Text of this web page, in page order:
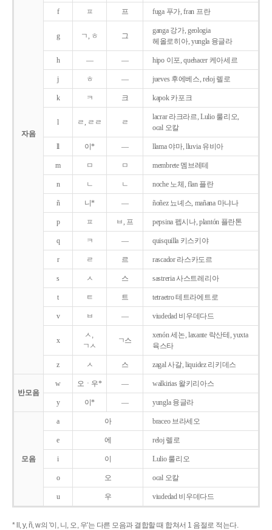
자음
f ㅍ 프 fuga 푸가, fran 프란
g ㄱ, ㅎ 그
ganga 강가, geologia
헤올로히아, yungla 융글라
h ― ― hipo 이포, quehacer 케아세르
j ㅎ ― jueves 후에베스, reloj 렐로
k ㅋ 크 kapok 카포크
l ㄹ, ㄹㄹ ㄹ
lacrar 라크라르, Lulio 룰리오,
ocal 오칼
ll 이* ― llama 야마, lluvia 유비아
m ㅁ ㅁ membrete 멤브레테
n ㄴ ㄴ noche 노체, flan 플란
ñ 니* ― ñoñez 뇨녜스, mañana 마냐나
p ㅍ ㅂ, 프 pepsina 펩시나, plantón 플란톤
q ㅋ ― quisquilla 키스키야
r ㄹ 르 rascador 라스카도르
s ㅅ 스 sastreria 사스트레리아
t ㅌ 트 tetraetro 테트라에트로
v ㅂ ― viudedad 비우데다드
x
ㅅ,
ㄱㅅ
ㄱ스
xenón 세논, laxante 락산테, yuxta
육스타
z ㅅ 스 zagal 사갈, liquidez 리키데스
반모음
w 오ㆍ우* ― walkirias 왈키리아스
y 이* ― yungla 융글라
모음
a 아 braceo 브라세오
e 에 reloj 렐로
i 이 Lulio 룰리오
o 오 ocal 오칼
u 우 viudedad 비우데다드
* ll, y, ñ, w의 '이, 니, 오, 우'는 다른 모음과 결합할 때 합쳐서 1 음절로 적는다.